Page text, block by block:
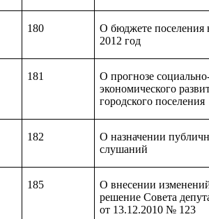
180
О бюджете поселения
2012 год
181
О прогнозе
экономического
городского поселения
182
О назначении
слушаний
185
О внесении
решение Совета
от 13.12.2010 № 123